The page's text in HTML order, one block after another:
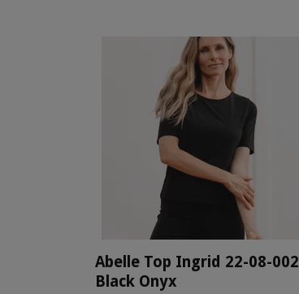
Abelle Top Ingrid 22-08-002
Black Onyx